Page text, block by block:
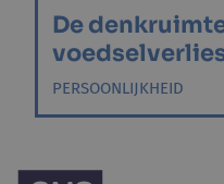
De
PERSOONLIJKHEID